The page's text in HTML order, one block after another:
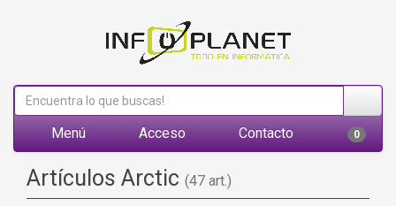
Menú Acceso Contacto 0
Artículos Arctic (47 art.)